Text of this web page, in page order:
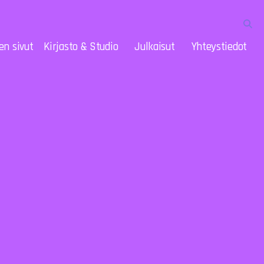
sivut Kirjasto & Studio Julkaisut Yhteystiedot